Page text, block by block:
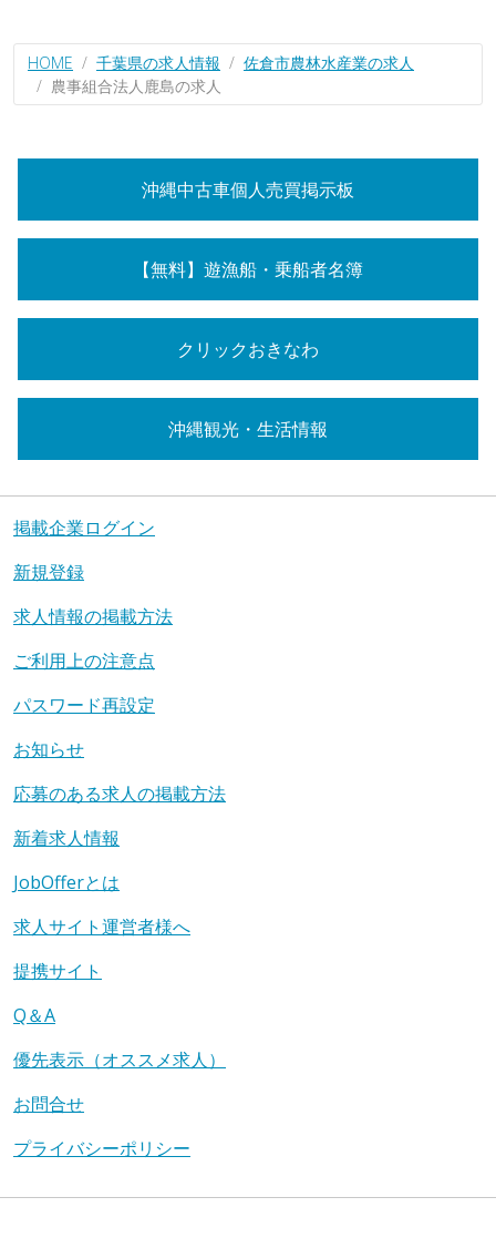
HOME 千葉県の求人情報
佐倉市農林水産業の求人
農事組合法人鹿島の求人
沖縄中古車個人売買掲示板
【無料】遊漁船・乗船者名簿
クリックおきなわ
沖縄観光・生活情報
掲載企業ログイン
新規登録
求人情報の掲載方法
ご利用上の注意点
パスワード再設定
お知らせ
応募のある求人の掲載方法
新着求人情報
JobOfferとは
求人サイト運営者様へ
提携サイト
Q＆A
優先表示（オススメ求人）
お問合せ
プライバシーポリシー